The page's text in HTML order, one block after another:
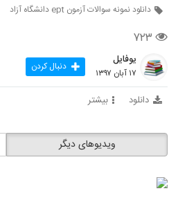
دانلود نمونه سوالات آزمون ept دانشگاه آزاد
۷۲۳
یوفایل
۱۷ آبان ۱۳۹۷ دنبال کردن
دانلود بیشتر
ویدیوهای دیگر